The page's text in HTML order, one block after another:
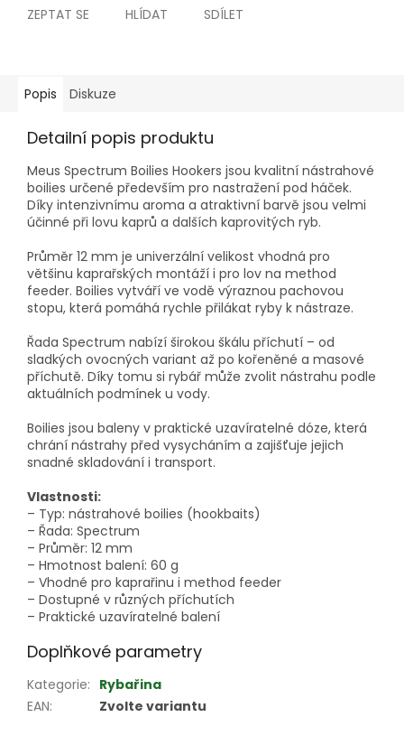
ZEPTAT SE HLÍDAT SDÍLET
Popis Diskuze
Detailní popis produktu
Meus Spectrum Boilies Hookers jsou kvalitní nástrahové
boilies určené především pro nastražení pod háček.
Díky intenzivnímu aroma a atraktivní barvě jsou velmi
účinné při lovu kaprů a dalších kaprovitých ryb.
Průměr 12 mm je univerzální velikost vhodná pro
většinu kaprařských montáží i pro lov na method
feeder. Boilies vytváří ve vodě výraznou pachovou
stopu, která pomáhá rychle přilákat ryby k nástraze.
Řada Spectrum nabízí širokou škálu příchutí – od
sladkých ovocných variant až po kořeněné a masové
příchutě. Díky tomu si rybář může zvolit nástrahu podle
aktuálních podmínek u vody.
Boilies jsou baleny v praktické uzavíratelné dóze, která
chrání nástrahy před vysycháním a zajišťuje jejich
snadné skladování i transport.
Vlastnosti:
– Typ: nástrahové boilies (hookbaits)
– Řada: Spectrum
– Průměr: 12 mm
– Hmotnost balení: 60 g
– Vhodné pro kaprařinu i method feeder
– Dostupné v různých příchutích
– Praktické uzavíratelné balení
Doplňkové parametry
Kategorie: Rybařina
EAN: Zvolte variantu